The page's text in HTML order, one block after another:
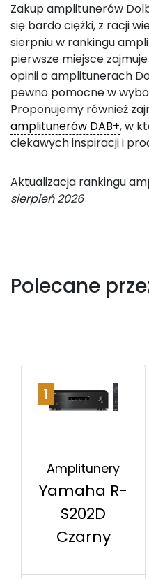
Zakup amplitunerów
się bardo ciężki, z racji
sierpniu w rankingu
pierwsze miejsce zajmuje
opinii o amplitunerach
pewno pomocne w
Proponujemy również
amplitunerów DAB+, w
ciekawych inspiracji i
Aktualizacja rankingu
sierpień 2026
Polecane
1
Amplitunery
Yamaha R-
S202D
Czarny